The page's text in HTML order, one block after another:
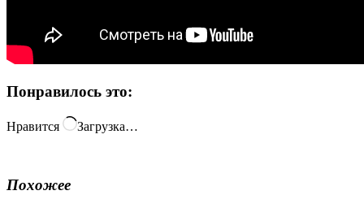
Понравилось это:
Нравится Загрузка…
Похожее